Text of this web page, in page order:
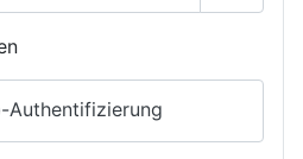
Authentifizierung